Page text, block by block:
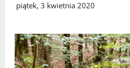
piątek, 3 kwietnia 2020